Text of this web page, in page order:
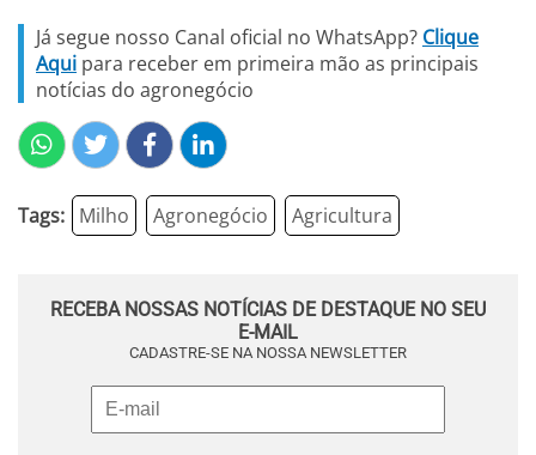
Já segue nosso Canal oficial no WhatsApp? Clique
Aqui para receber em primeira mão as principais
notícias do agronegócio
Tags: Milho Agronegócio Agricultura
RECEBA NOSSAS NOTÍCIAS DE DESTAQUE NO SEU
E-MAIL
CADASTRE-SE NA NOSSA NEWSLETTER